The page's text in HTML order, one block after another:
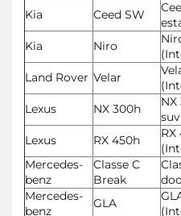
Kia
Ceed SW
Kia
Niro
Land Rover Velar
Lexus
NX 300h
NX
Lexus
RX 450h
RX
Mercedes-
benz
Classe C
Break
Mercedes-
benz
GLA